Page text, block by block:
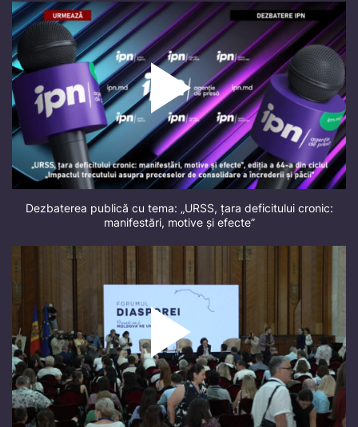
Dezbaterea publică cu tema: „URSS, țara deficitului cronic:
manifestări, motive și efecte”